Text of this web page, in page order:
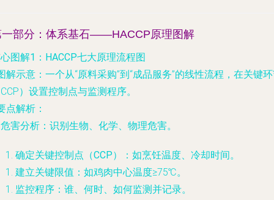
一部分：体系基石——HACCP原理图解
图解1：HACCP七大原理流程图
解示意 ：一个从“原料采购”到“成品服务”的线性流程，在关键
）设置控制点与监测程序。
点解析 ：
危害分析 ：识别生物、化学、物理危害。
确定关键控制点（CCP）
：如烹饪温度、冷却时间。
建立关键限值 ：如鸡肉中心温度≥75℃。
监控程序 ：谁、何时、如何监测并记录。